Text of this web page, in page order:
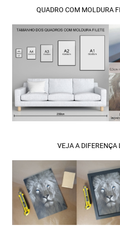
QUADRO COM MOLDURA
VEJA A DIFERENÇA